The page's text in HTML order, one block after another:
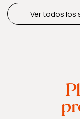
Ver todos los